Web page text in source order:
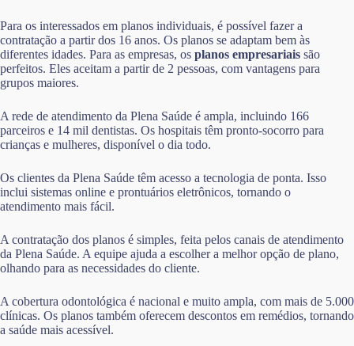
Para os interessados em planos individuais, é possível fazer a
contratação a partir dos 16 anos. Os planos se adaptam bem às
diferentes idades. Para as empresas, os planos empresariais são
perfeitos. Eles aceitam a partir de 2 pessoas, com vantagens para
grupos maiores.
A rede de atendimento da Plena Saúde é ampla, incluindo 166
parceiros e 14 mil dentistas. Os hospitais têm pronto-socorro para
crianças e mulheres, disponível o dia todo.
Os clientes da Plena Saúde têm acesso a tecnologia de ponta. Isso
inclui sistemas online e prontuários eletrônicos, tornando o
atendimento mais fácil.
A contratação dos planos é simples, feita pelos canais de atendimento
da Plena Saúde. A equipe ajuda a escolher a melhor opção de plano,
olhando para as necessidades do cliente.
A cobertura odontológica é nacional e muito ampla, com mais de 5.000
clínicas. Os planos também oferecem descontos em remédios, tornando
a saúde mais acessível.